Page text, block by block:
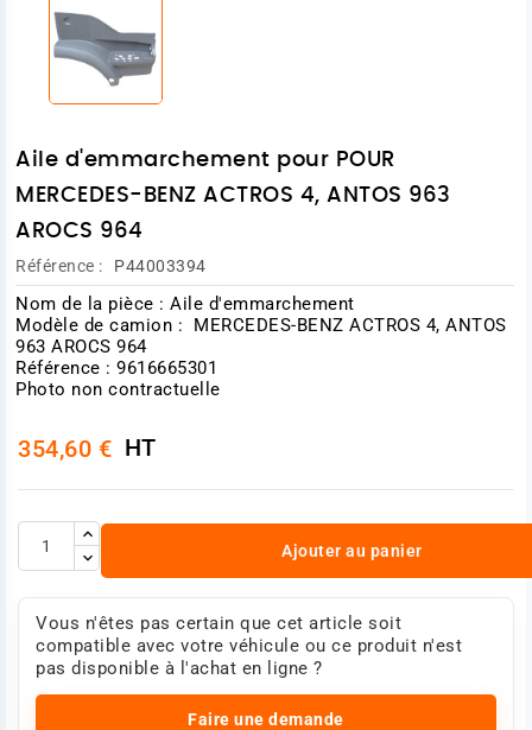
Aile d'emmarchement pour POUR
MERCEDES-BENZ ACTROS 4, ANTOS 963
AROCS 964
Référence : P44003394
Nom de la pièce : Aile d'emmarchement
Modèle de camion : MERCEDES-BENZ ACTROS 4, ANTOS
963 AROCS 964
Référence : 9616665301
Photo non contractuelle
354,60 € HT
Ajouter au panier
Vous n'êtes pas certain que cet article soit
compatible avec votre véhicule ou ce produit n'est
pas disponible à l'achat en ligne ?
Faire une demande